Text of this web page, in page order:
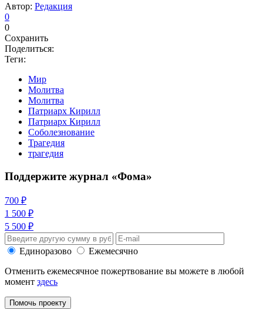
Автор: Редакция
0
0
Сохранить
Поделиться:
Теги:
Мир
Молитва
Молитва
Патриарх Кирилл
Патриарх Кирилл
Соболезнование
Трагедия
трагедия
Поддержите журнал «Фома»
700 ₽
1 500 ₽
5 500 ₽
Единоразово
Ежемесячно
Отменить ежемесячное пожертвование вы можете в любой
момент здесь
Помочь проекту